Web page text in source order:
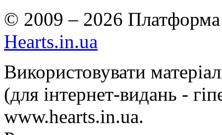
© 2009 – 2026 Платформа
Hearts.in.ua
Використовувати
(для інтернет-видань -
www.hearts.in.ua.